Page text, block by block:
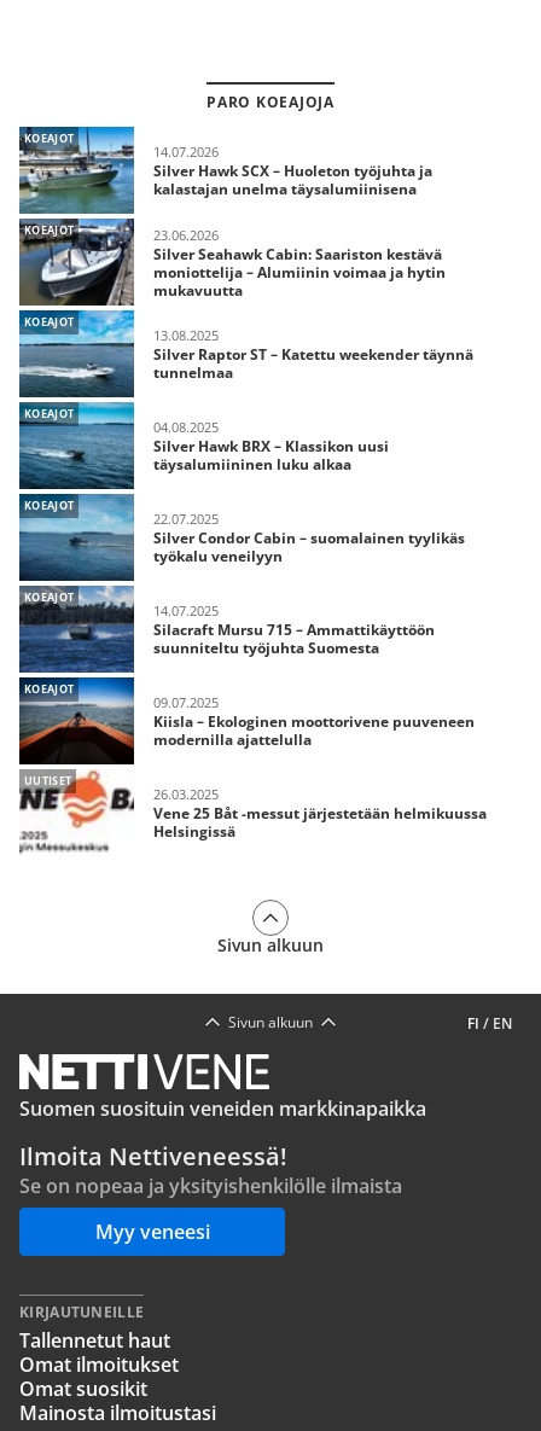
PARO KOEAJOJA
KOEAJOT
14.07.2026
Silver Hawk SCX – Huoleton työjuhta ja
kalastajan unelma täysalumiinisena
KOEAJOT 23.06.2026
Silver Seahawk Cabin: Saariston kestävä
moniottelija – Alumiinin voimaa ja hytin
mukavuutta
KOEAJOT
13.08.2025
Silver Raptor ST – Katettu weekender täynnä
tunnelmaa
KOEAJOT
04.08.2025
Silver Hawk BRX – Klassikon uusi
täysalumiininen luku alkaa
KOEAJOT
22.07.2025
Silver Condor Cabin – suomalainen tyylikäs
työkalu veneilyyn
KOEAJOT
14.07.2025
Silacraft Mursu 715 – Ammattikäyttöön
suunniteltu työjuhta Suomesta
KOEAJOT
09.07.2025
Kiisla – Ekologinen moottorivene puuveneen
modernilla ajattelulla
UUTISET
26.03.2025
Vene 25 Båt -messut järjestetään helmikuussa
Helsingissä
Sivun alkuun
FI / EN
Sivun alkuun
Suomen suosituin veneiden markkinapaikka
Ilmoita Nettiveneessä!
Se on nopeaa ja yksityishenkilölle ilmaista
Myy veneesi
KIRJAUTUNEILLE
Tallennetut haut
Omat ilmoitukset
Omat suosikit
Mainosta ilmoitustasi